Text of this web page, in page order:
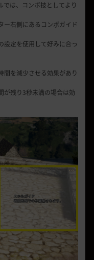
では、コンボ技としてより
ー右側にあるコンボガイド
設定を使用して好みに合っ
間を減少させる効果があり
が残り3秒未満の場合は効